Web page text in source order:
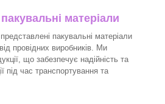
матеріали
пакувальні матеріали
провідних виробників. Ми
що забезпечує надійність та
під час транспортування та